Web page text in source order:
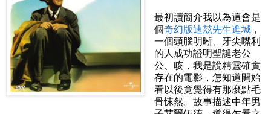
最初讀簡介我以為這會是
個奇幻版迪玆先生進城，
一個頭腦明晰、牙尖嘴利
的人成功證明聖誕老公
公、咳，我是說精靈確實
存在的電影，怎知道開始
看以後竟覺得有那麼點毛
骨悚然。故事描述中年男